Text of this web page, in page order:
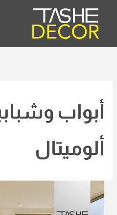
تخطي
المحتوى
أبواب
ألوميتال
وشبابيك